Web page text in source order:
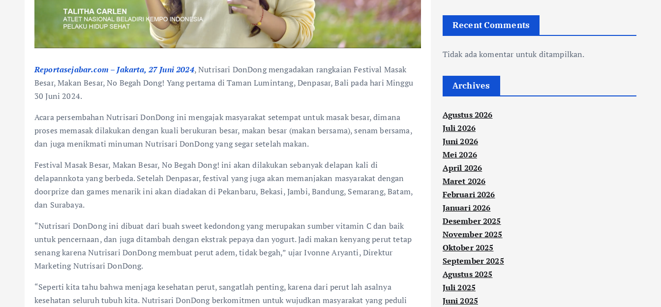
Reportasejabar.com – Jakarta, 27 Juni 2024, Nutrisari DonDong mengadakan rangkaian Festival Masak
Besar, Makan Besar, No Begah Dong! Yang pertama di Taman Lumintang, Denpasar, Bali pada hari Minggu
30 Juni 2024.
Acara persembahan Nutrisari DonDong ini mengajak masyarakat setempat untuk masak besar, dimana
proses memasak dilakukan dengan kuali berukuran besar, makan besar (makan bersama), senam bersama,
dan juga menikmati minuman Nutrisari DonDong yang segar setelah makan.
Festival Masak Besar, Makan Besar, No Begah Dong! ini akan dilakukan sebanyak delapan kali di
delapannkota yang berbeda. Setelah Denpasar, festival yang juga akan memanjakan masyarakat dengan
doorprize dan games menarik ini akan diadakan di Pekanbaru, Bekasi, Jambi, Bandung, Semarang, Batam,
dan Surabaya.
“Nutrisari DonDong ini dibuat dari buah sweet kedondong yang merupakan sumber vitamin C dan baik
untuk pencernaan, dan juga ditambah dengan ekstrak pepaya dan yogurt. Jadi makan kenyang perut tetap
senang karena Nutrisari DonDong membuat perut adem, tidak begah,” ujar Ivonne Aryanti, Direktur
Marketing Nutrisari DonDong.
“Seperti kita tahu bahwa menjaga kesehatan perut, sangatlah penting, karena dari perut lah asalnya
kesehatan seluruh tubuh kita. Nutrisari DonDong berkomitmen untuk wujudkan masyarakat yang peduli
Recent Comments
Tidak ada komentar untuk ditampilkan.
Archives
Agustus 2026
Juli 2026
Juni 2026
Mei 2026
April 2026
Maret 2026
Februari 2026
Januari 2026
Desember 2025
November 2025
Oktober 2025
September 2025
Agustus 2025
Juli 2025
Juni 2025